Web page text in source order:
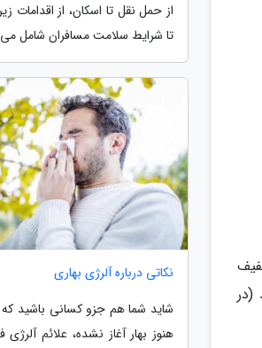
(در
از حمل نقل تا اسکان، از اقدامات
تا شرایط سلامت مسافران شامل
نکاتی درباره آلرژی بهاری
شاید شما هم جزو کسانی باشید که
هنوز بهار آغاز نشده، علائم